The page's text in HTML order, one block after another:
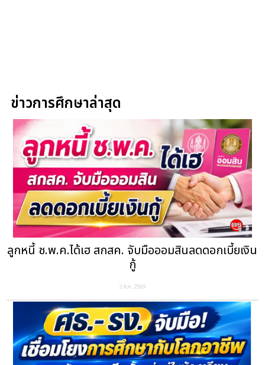
ข่าวการศึกษาล่าสุด
ลูกหนี้ ช.พ.ค.ได้เฮ สกสค. จับมือออมสินลดดอกเบี้ยเงิน
กู้
2 ส.ค. 2569